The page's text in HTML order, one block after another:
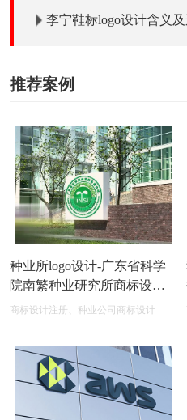
李宁鞋标logo设计含义
推荐案例
种业所logo设计-广东省科学
院南繁种业研究所商标设计
公司
商标设计注册、种业公司商标设计